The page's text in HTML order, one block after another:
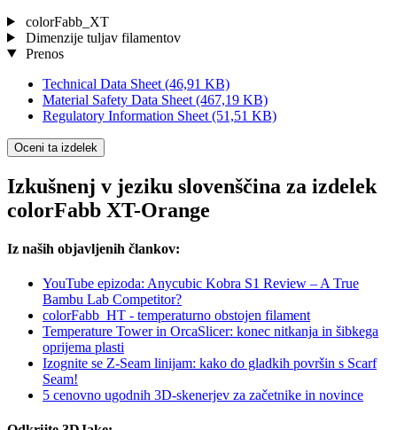
colorFabb_XT
Dimenzije tuljav filamentov
Prenos
Technical Data Sheet (46,91 KB)
Material Safety Data Sheet (467,19 KB)
Regulatory Information Sheet (51,51 KB)
Oceni ta izdelek
Izkušnenj v jeziku slovenščina za izdelek
colorFabb XT-Orange
Iz naših objavljenih člankov:
YouTube epizoda: Anycubic Kobra S1 Review – A True
Bambu Lab Competitor?
colorFabb_HT - temperaturno obstojen filament
Temperature Tower in OrcaSlicer: konec nitkanja in šibkega
oprijema plasti
Izognite se Z-Seam linijam: kako do gladkih površin s Scarf
Seam!
5 cenovno ugodnih 3D-skenerjev za začetnike in novince